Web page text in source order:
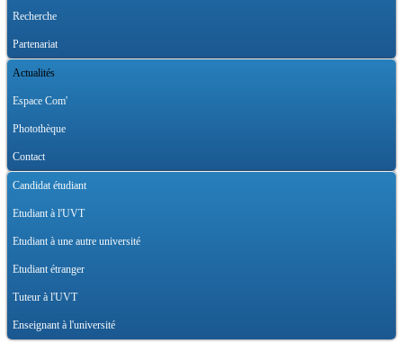
Recherche
Partenariat
Actualités
Espace Com'
Photothèque
Contact
Candidat étudiant
Etudiant à l'UVT
Etudiant à une autre université
Etudiant étranger
Tuteur à l'UVT
Enseignant à l'université